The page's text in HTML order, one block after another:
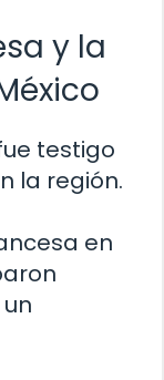
y la
testigo
la región.
en